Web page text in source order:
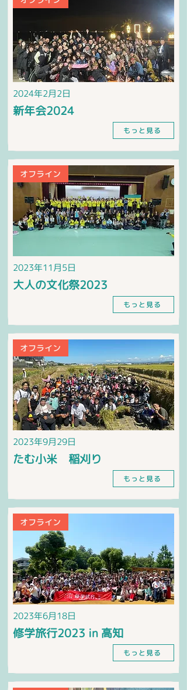
2024年2月2日
新年会2024
もっと見る
オフライン
2023年11月5日
大人の文化祭2023
もっと見る
オフライン
2023年9月29日
たむ小米 稲刈り
もっと見る
オフライン
2023年6月18日
修学旅行2023 in 高知
もっと見る